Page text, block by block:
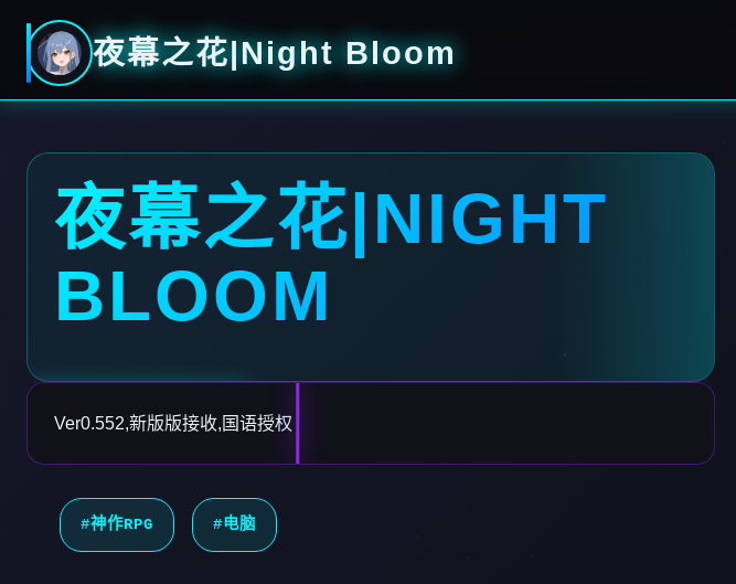
夜幕之花|Night Bloom
夜幕之花|NIGHT
BLOOM
Ver0.552,新版版接收,国语授权
#神作RPG #电脑